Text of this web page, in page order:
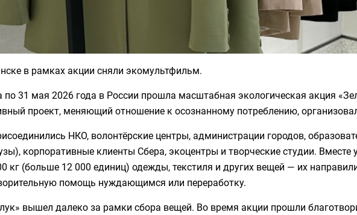
в рамках акции сняли экомультфильм.
по 31 мая 2026 года в России прошла масштабная экологическая акция
проект, меняющий отношение к осознанному потреблению,
НКО, волонтёрские центры, администрации городов,
корпоративные клиенты Сбера, экоцентры и творческие студии. Вместе
кг (больше 12 000 единиц) одежды, текстиля и других вещей — их
помощь нуждающимся или переработку.
вышел далеко за рамки сбора вещей. Во время акции прошли